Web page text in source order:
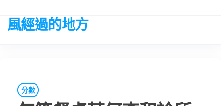
the
風經過的地方
分數